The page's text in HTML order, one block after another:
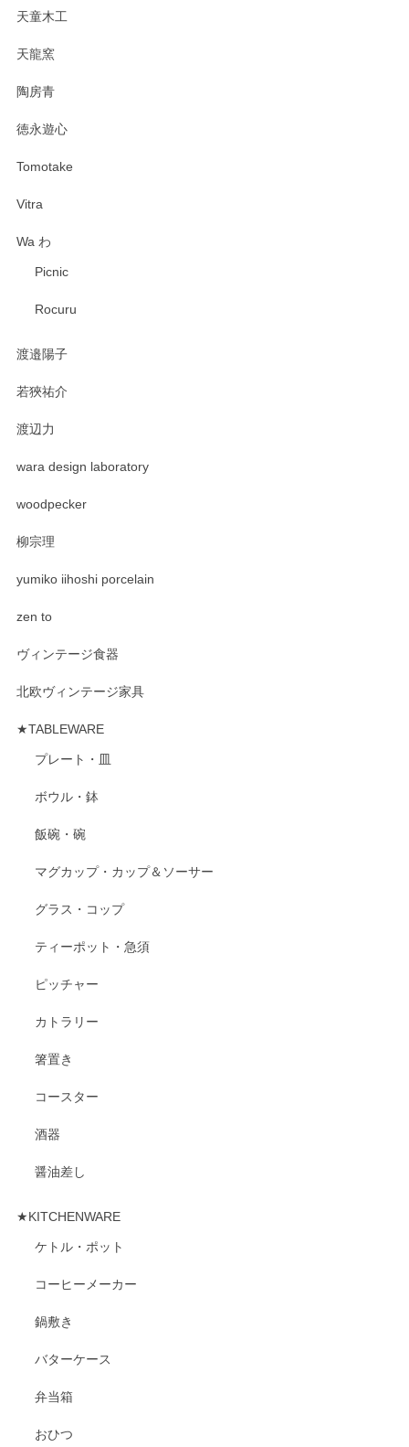
天童木工
天龍窯
陶房青
徳永遊心
Tomotake
Vitra
Wa わ
Picnic
Rocuru
渡邉陽子
若狹祐介
渡辺力
wara design laboratory
woodpecker
柳宗理
yumiko iihoshi porcelain
zen to
ヴィンテージ食器
北欧ヴィンテージ家具
★TABLEWARE
プレート・皿
ボウル・鉢
飯碗・碗
マグカップ・カップ＆ソーサー
グラス・コップ
ティーポット・急須
ピッチャー
カトラリー
箸置き
コースター
酒器
醤油差し
★KITCHENWARE
ケトル・ポット
コーヒーメーカー
鍋敷き
バターケース
弁当箱
おひつ